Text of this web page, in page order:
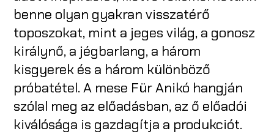
benne olyan gyakran visszatérő
toposzokat, mint a jeges világ, a gonosz
királynő, a jégbarlang, a három
kisgyerek és a három különböző
próbatétel. A mese Für Anikó hangján
szólal meg az előadásban, az ő előadói
kiválósága is gazdagítja a produkciót.